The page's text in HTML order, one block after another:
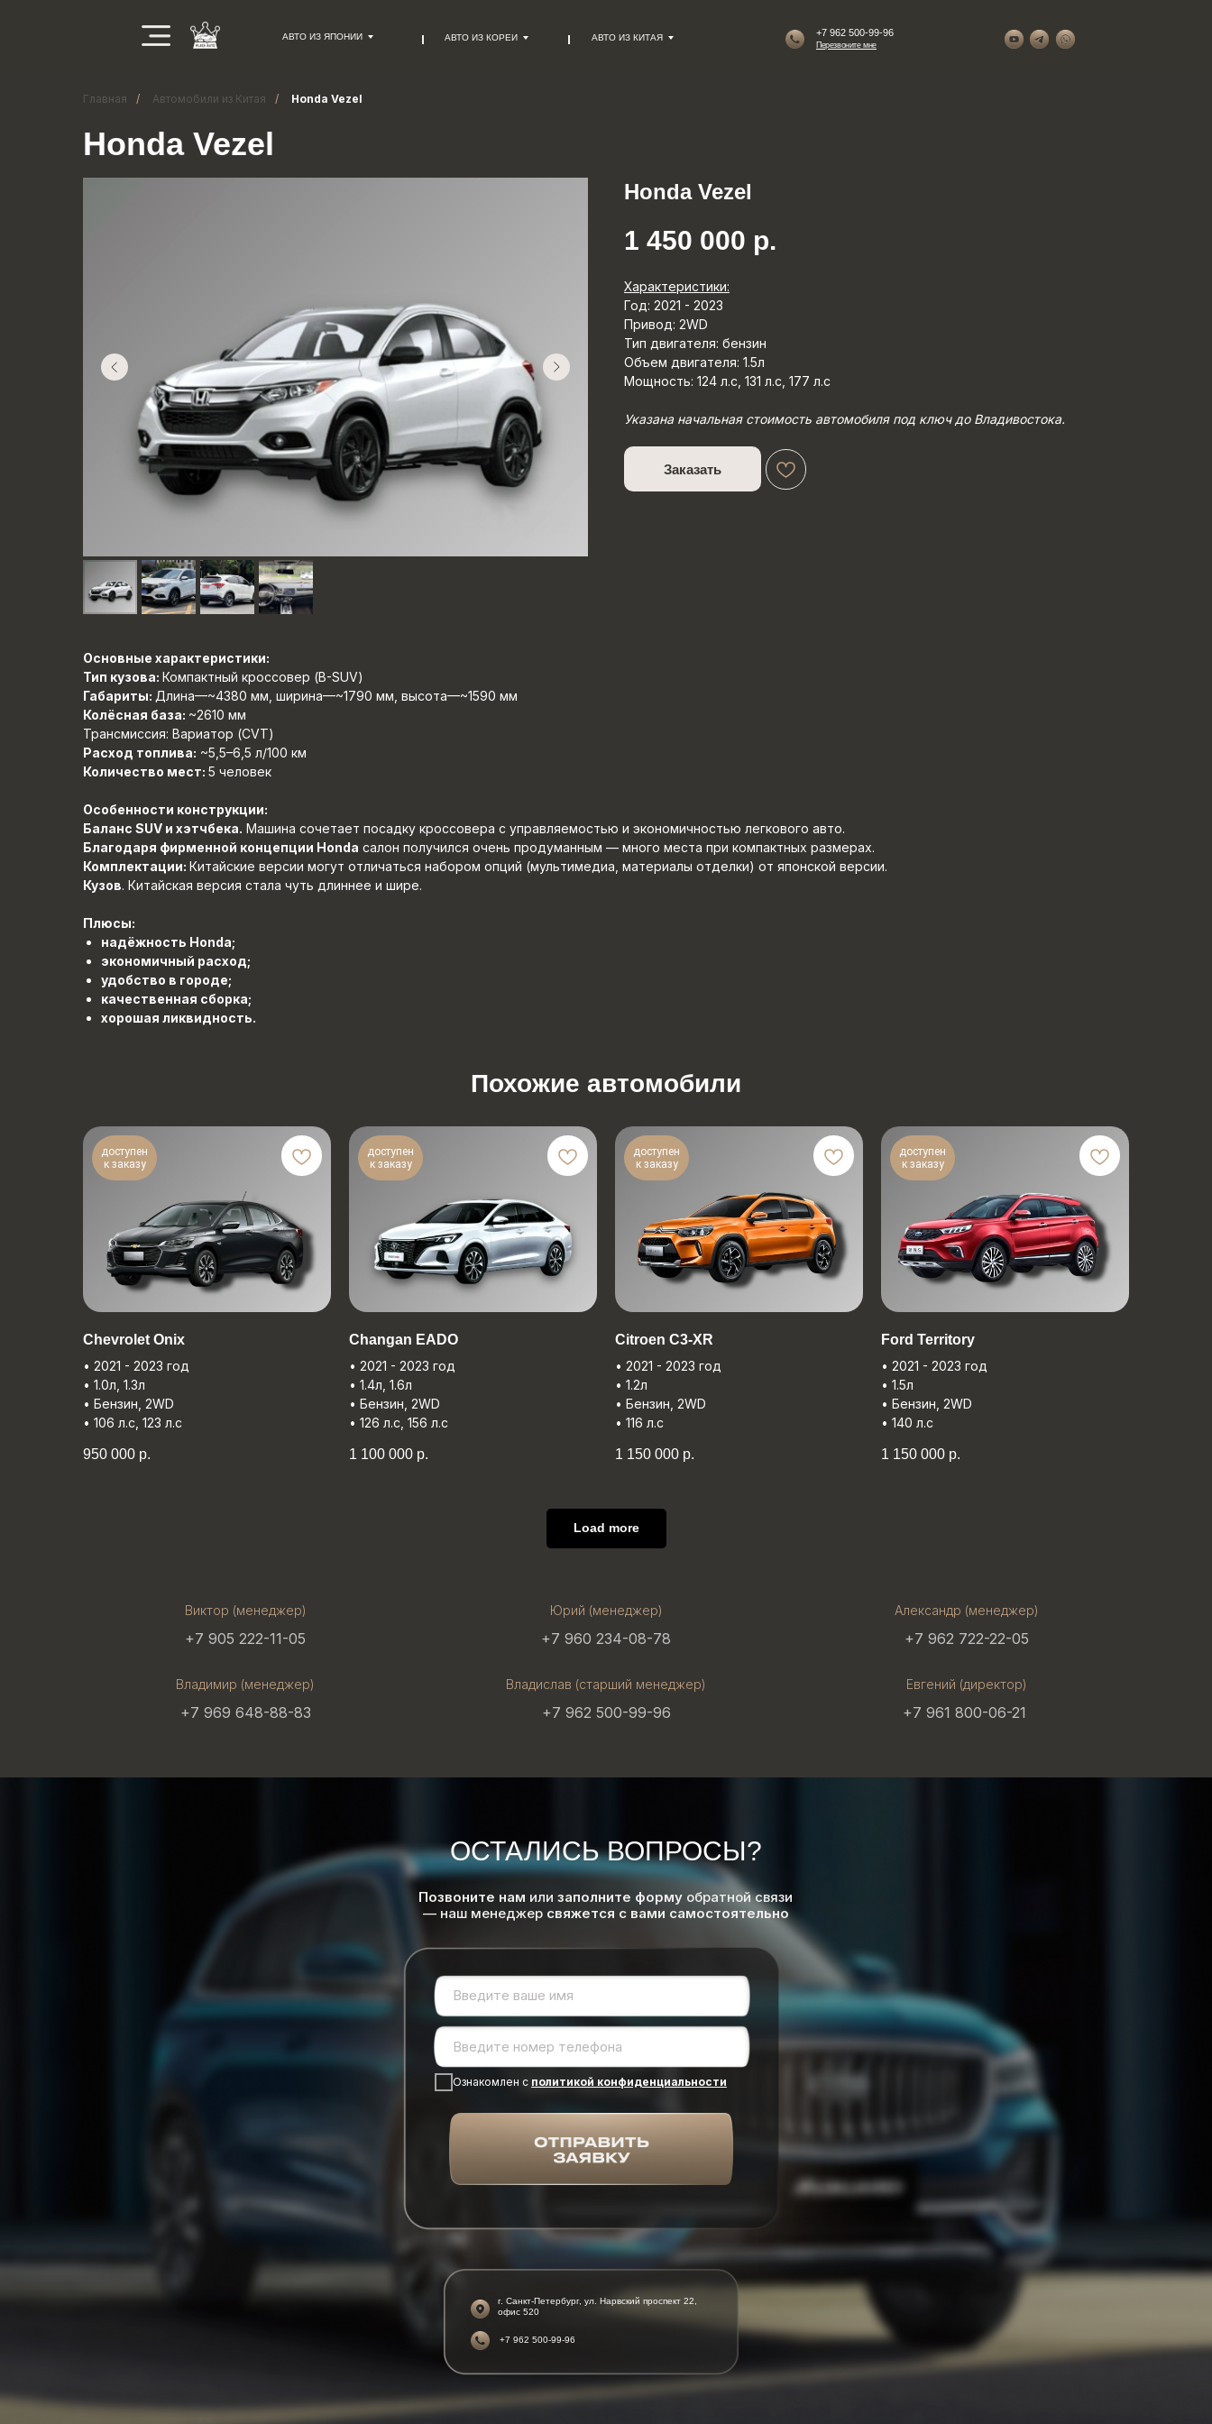
+7 962 500-99-96
Перезвоните мне
АВТО ИЗ ЯПОНИИ АВТО ИЗ КОРЕИ АВТО ИЗ КИТАЯ
Главная / Автомобили из Китая / Honda Vezel
Honda Vezel
Honda Vezel
1 450 000 р.
Характеристики:
Год: 2021 - 2023
Привод: 2WD
Тип двигателя: бензин
Объем двигателя: 1.5л
Мощность: 124 л.с, 131 л.с, 177 л.с
Указана начальная стоимость автомобиля под ключ до Владивостока.
Заказать
Основные характеристики:
Тип кузова: Компактный кроссовер (B-SUV)
Габариты: Длина—~4380 мм, ширина—~1790 мм, высота—~1590 мм
Колёсная база: ~2610 мм
Трансмиссия: Вариатор (CVT)
Расход топлива: ~5,5–6,5 л/100 км
Количество мест: 5 человек
Особенности конструкции:
Баланс SUV и хэтчбека. Машина сочетает посадку кроссовера с управляемостью и экономичностью легкового авто.
Благодаря фирменной концепции Honda салон получился очень продуманным — много места при компактных размерах.
Комплектации: Китайские версии могут отличаться набором опций (мультимедиа, материалы отделки) от японской версии.
Кузов. Китайская версия стала чуть длиннее и шире.
Плюсы:
надёжность Honda;
экономичный расход;
удобство в городе;
качественная сборка;
хорошая ликвидность.
Похожие автомобили
доступен
к заказу
Chevrolet Onix
• 2021 - 2023 год
• 1.0л, 1.3л
• Бензин, 2WD
• 106 л.с, 123 л.с
950 000 р.
доступен
к заказу
Changan EADO
• 2021 - 2023 год
• 1.4л, 1.6л
• Бензин, 2WD
• 126 л.с, 156 л.с
1 100 000 р.
доступен
к заказу
Citroеn C3-XR
• 2021 - 2023 год
• 1.2л
• Бензин, 2WD
• 116 л.с
1 150 000 р.
доступен
к заказу
Ford Territory
• 2021 - 2023 год
• 1.5л
• Бензин, 2WD
• 140 л.с
1 150 000 р.
Load more
Виктор (менеджер)
+7 905 222-11-05
Юрий (менеджер)
+7 960 234-08-78
Александр (менеджер)
+7 962 722-22-05
Владимир (менеджер)
+7 969 648-88-83
Владислав (старший менеджер)
+7 962 500-99-96
Евгений (директор)
+7 961 800-06-21
Ознакомлен с политикой конфиденциальности
ОСТАЛИСЬ ВОПРОСЫ?
Позвоните нам или заполните форму обратной связи
— наш менеджер свяжется с вами самостоятельно
г. Санкт-Петербург, ул. Нарвский проспект 22,
офис 520
+7 962 500-99-96